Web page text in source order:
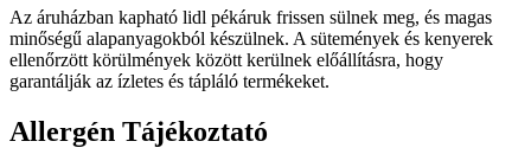
Az áruházban kapható lidl pékáruk frissen sülnek meg, és magas
minőségű alapanyagokból készülnek. A sütemények és kenyerek
ellenőrzött körülmények között kerülnek előállításra, hogy
garantálják az ízletes és tápláló termékeket.
Allergén Tájékoztató